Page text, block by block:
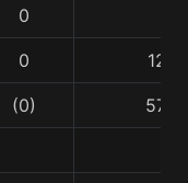
0
0
(0)